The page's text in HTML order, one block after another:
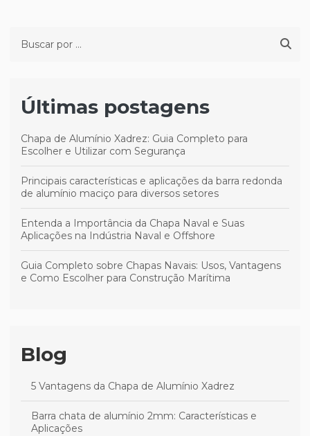
Últimas postagens
Chapa de Alumínio Xadrez: Guia Completo para
Escolher e Utilizar com Segurança
Principais características e aplicações da barra redonda
de alumínio maciço para diversos setores
Entenda a Importância da Chapa Naval e Suas
Aplicações na Indústria Naval e Offshore
Guia Completo sobre Chapas Navais: Usos, Vantagens
e Como Escolher para Construção Marítima
Blog
5 Vantagens da Chapa de Alumínio Xadrez
Barra chata de alumínio 2mm: Características e
Aplicações